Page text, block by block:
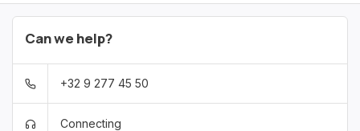
Can we help?
+32 9 277 45 50
Connecting